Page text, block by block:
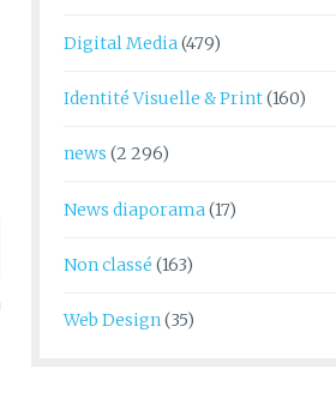
Digital Media (479)
Identité Visuelle & Print(160)
news (2 296)
News diaporama(17)
Non classé (163)
Web Design(35)